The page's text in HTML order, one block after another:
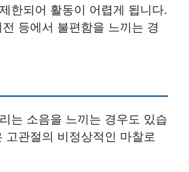
한되어 활동이 어렵게 됩니다.
등에서 불편함을 느끼는 경
는 소음을 느끼는 경우도 있습
고관절의 비정상적인 마찰로